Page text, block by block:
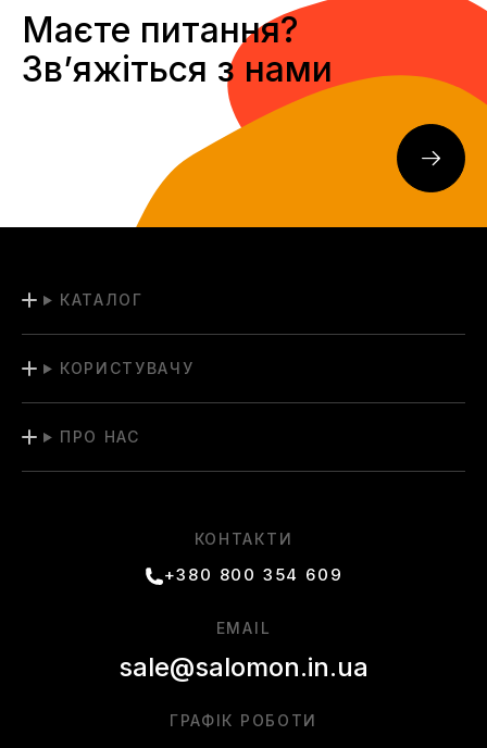
Маєте питання?
Звʼяжіться з нами
КАТАЛОГ
КОРИСТУВАЧУ
ПРО НАС
КОНТАКТИ
+380 800 354 609
ГРАФІК РОБОТИ
EMAIL
sale@salomon.in.ua